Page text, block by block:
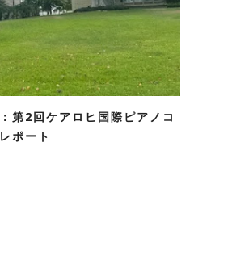
第2回ケアロヒ国際ピアノコ
ポート